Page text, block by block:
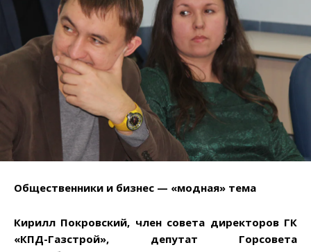
Общественники и бизнес — «модная» тема
Кирилл Покровский, член совета директоров ГК
«КПД-Газстрой», депутат Горсовета